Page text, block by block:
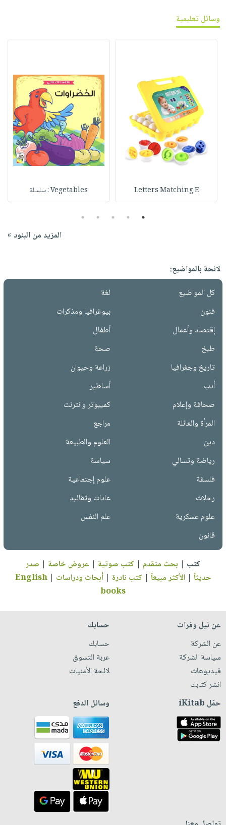
وسائل تعليمية
Letters Matching E Vegetables : سلسلة
1
2
3
4
5
المزيد من البنود »
لائحة بالمواضيع:
كل المواضيع
لغة
فنون
بيوغرافيا ومذكرات
إقتصاد وأعمال
أطفال
طبخ
صحة
تاريخ وجغرافيا
زراعة وحيوان
أدب
أساطير
صحافة وإعلام
كمبيوتر وانترنت
المرأة والعائلة
مراجع
دين
العلوم والطبيعة
رياضة وتسالي
سياسة
فلسفة
علوم إجتماعية
رحلات
عادات وتقاليد
علوم عسكرية
علم النفس
قانون
كتب | بحث متقدم | كتب صوتية | عروض خاصة | صدر
حديثاً |الأكثر مبيعاً | كتب نادرة |أبحاث ودراسات |
English
books
عن نيل وفرات
عن الشركة
سياسة الشركة
فيديوهات
انشر كتابك
حسابك
حسابك
عربة التسوق
لائحة الأمنيات
حمّل iKitab وسائل الدفع